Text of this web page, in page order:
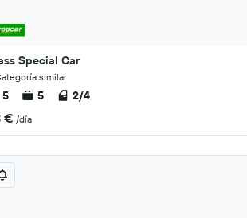
Special Car
similar
5 5 2/4
€ /día